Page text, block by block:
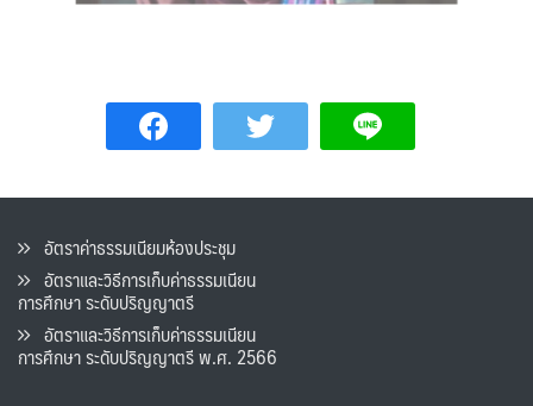
อัตราค่าธรรมเนียมห้องประชุม
อัตราและวิธีการเก็บค่าธรรมเนียน
การศึกษา ระดับปริญญาตรี
อัตราและวิธีการเก็บค่าธรรมเนียน
การศึกษา ระดับปริญญาตรี พ.ศ. 2566